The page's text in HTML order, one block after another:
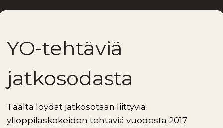
YO-tehtäviä
jatkosodasta
Täältä löydät jatkosotaan liittyviä
ylioppilaskokeiden tehtäviä vuodesta 2017